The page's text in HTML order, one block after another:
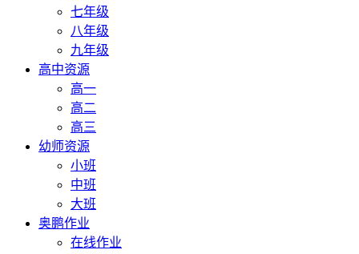
七年级
八年级
九年级
高中资源
高一
高二
高三
幼师资源
小班
中班
大班
奥鹏作业
在线作业